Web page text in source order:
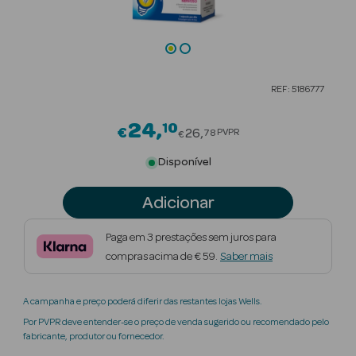
Beauty Season
Nutricosmética
Perfumes
Beauty Season
REF: 5186777
€24 10Price reduced from
€26 78 PVPR
Disponível
Adicionar
Paga em 3 prestações sem juros para
compras acima de € 59. Saber mais
A campanha e preço poderá diferir das restantes lojas Wells.
Por PVPR deve entender-se o preço de venda sugerido ou recomendado pelo
fabricante, produtor ou fornecedor.